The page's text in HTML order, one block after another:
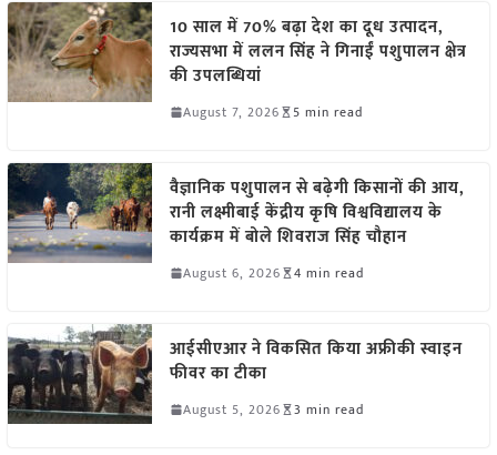
10 साल में 70% बढ़ा देश का दूध उत्पादन,
राज्यसभा में ललन सिंह ने गिनाईं पशुपालन क्षेत्र
की उपलब्धियां
August 7, 2026 5 min read
वैज्ञानिक पशुपालन से बढ़ेगी किसानों की आय,
रानी लक्ष्मीबाई केंद्रीय कृषि विश्वविद्यालय के
कार्यक्रम में बोले शिवराज सिंह चौहान
August 6, 2026 4 min read
आईसीएआर ने विकसित किया अफ्रीकी स्वाइन
फीवर का टीका
August 5, 2026 3 min read